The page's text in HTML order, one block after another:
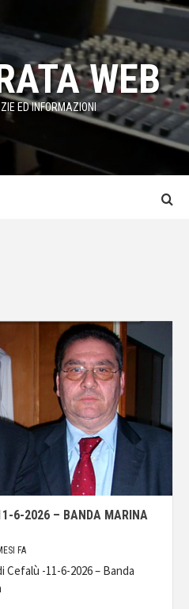
WEB
ED INFORMAZIONI
6-2026 – BANDA MARINA
FA
Cefalù -11-6-2026 – Banda